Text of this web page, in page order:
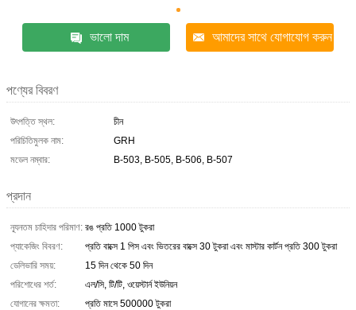
ভালো দাম আমাদের সাথে যোগাযোগ করুন
পণ্যের বিবরণ
উৎপত্তি স্থল:
চীন
পরিচিতিমুলক নাম:
GRH
মডেল নম্বার:
B-503, B-505, B-506, B-507
প্রদান
ন্যূনতম চাহিদার পরিমাণ: রঙ প্রতি 1000 টুকরা
প্যাকেজিং বিবরণ:
প্রতি বাক্সে 1 পিস এবং ভিতরের বাক্সে 30 টুকরা এবং মাস্টার কার্টন প্রতি 300 টুকরা
ডেলিভারি সময়:
15 দিন থেকে 50 দিন
পরিশোধের শর্ত:
এল/সি, টি/টি, ওয়েস্টার্ন ইউনিয়ন
যোগানের ক্ষমতা:
প্রতি মাসে 500000 টুকরা